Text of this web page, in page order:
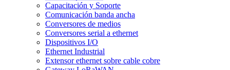
Capacitación y Soporte
Comunicación banda ancha
Conversores de medios
Conversores serial a ethernet
Dispositivos I/O
Ethernet Industrial
Extensor ethernet sobre cable cobre